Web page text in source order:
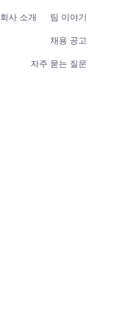
회사 소개 팀 이야기
채용 공고
자주 묻는 질문